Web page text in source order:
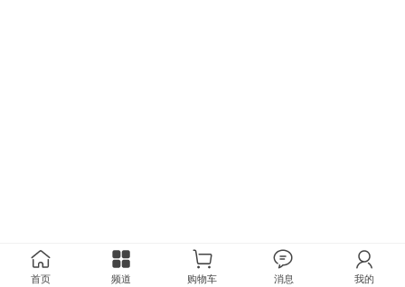
首页 频道 购物车 消息 我的